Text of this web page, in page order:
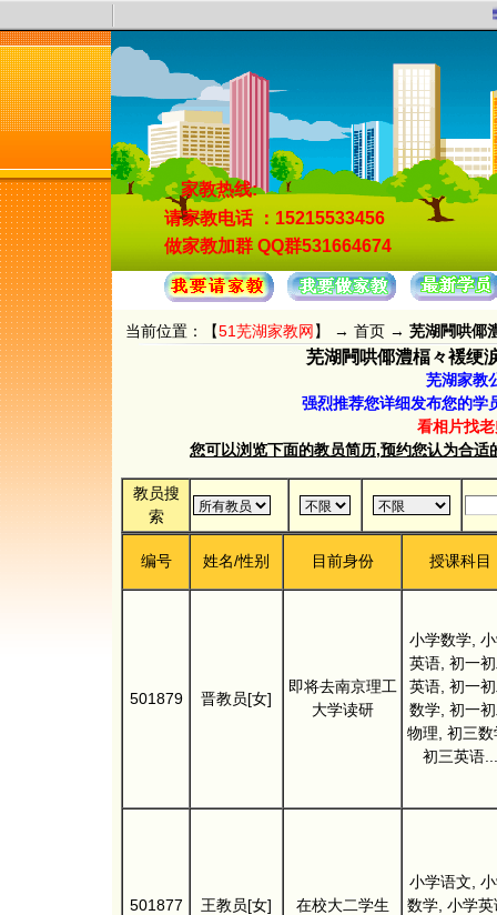
家教热线:
请家教电话 ：15215533456
做家教加群 QQ群531664674
当前位置：【51芜湖家教网】 → 首页 → 芜湖闁哄倻
芜湖闁哄倻澧楅々褑绠
芜湖家教
强烈推荐您详细发布您的学
看相片找
您可以浏览下面的教员简历,预约您认为合
教员搜
索
编号 姓名/性别 目前身份 授课科目
501879 晋教员[女]
即将去南京理工
大学读研
小学数学,
英语, 初一
英语, 初一
数学, 初一
物理, 初三数
初三英语...
501877 王教员[女] 在校大二学生
小学语文,
数学, 小学英